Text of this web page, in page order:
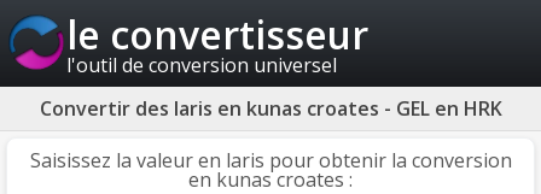
le convertisseur
l'outil de conversion universel
Convertir des laris en kunas croates - GEL en HRK
Saisissez la valeur en laris pour obtenir la conversion
en kunas croates :